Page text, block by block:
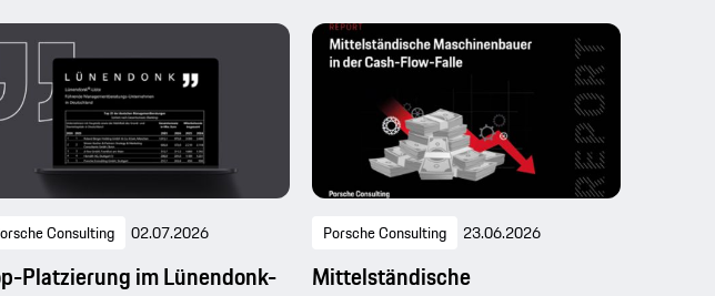
Consulting 02.07.2026
Platzierung im Lünendonk-
Porsche Consulting 23.06.2026
Mittelständische